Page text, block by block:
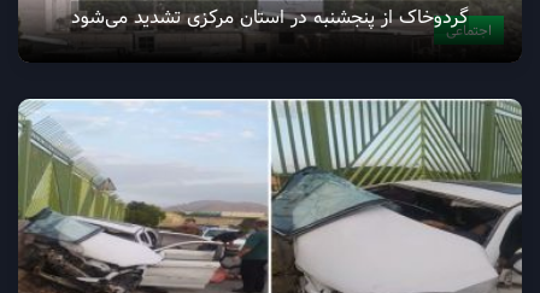
اجتماعیگردوخاک از پنجشنبه در استان مرکزی تشدید می‌شود